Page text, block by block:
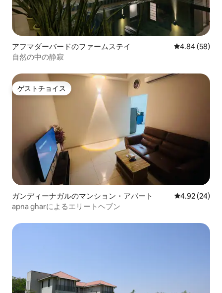
アフマダーバードのファームステイ レビュー58
4.84 (58)
自然の中の静寂
ゲストチョイス
ゲストチョイス
ガンディーナガルのマンション・アパート レビュー24
4.92 (24)
apna gharによるエリートヘブン